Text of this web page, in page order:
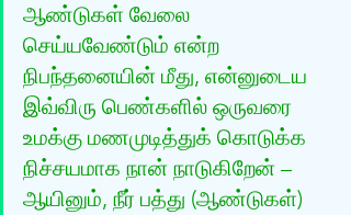
ஆண்டுகள் வேலை
செய்யவேண்டும் என்ற
நிபந்தனையின் மீது, என்னுடைய
இவ்விரு பெண்களில் ஒருவரை
உமக்கு மணமுடித்துக் கொடுக்க
நிச்சயமாக நான் நாடுகிறேன் –
ஆயினும், நீர் பத்து (ஆண்டுகள்)